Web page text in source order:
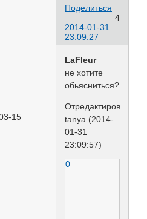
Поделиться
4
2014-01-31
23:09:27
15
LaFleur
не хотите
обьясниться?
Отредактировано
tanya (2014-
01-31
23:09:57)
0